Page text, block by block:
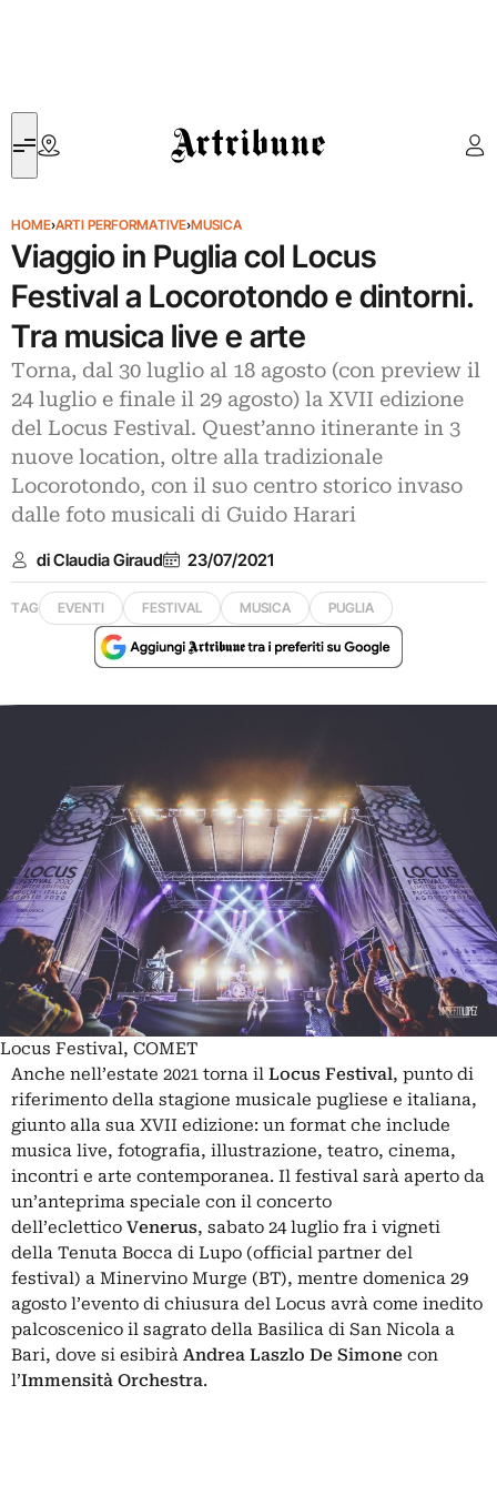
Artribune
HOME›ARTI PERFORMATIVE›MUSICA
Viaggio in Puglia col Locus
Festival a Locorotondo e dintorni.
Tra musica live e arte
Torna, dal 30 luglio al 18 agosto (con preview il
24 luglio e finale il 29 agosto) la XVII edizione
del Locus Festival. Quest’anno itinerante in 3
nuove location, oltre alla tradizionale
Locorotondo, con il suo centro storico invaso
dalle foto musicali di Guido Harari
di Claudia Giraud 23/07/2021
TAG EVENTI FESTIVAL MUSICA PUGLIA
Locus Festival, COMET
Anche nell’estate 2021 torna il Locus Festival, punto di
riferimento della stagione musicale pugliese e italiana,
giunto alla sua XVII edizione: un format che include
musica live, fotografia, illustrazione, teatro, cinema,
incontri e arte contemporanea. Il festival sarà aperto da
un’anteprima speciale con il concerto
dell’eclettico Venerus, sabato 24 luglio fra i vigneti
della Tenuta Bocca di Lupo (official partner del
festival) a Minervino Murge (BT), mentre domenica 29
agosto l’evento di chiusura del Locus avrà come inedito
palcoscenico il sagrato della Basilica di San Nicola a
Bari, dove si esibirà Andrea Laszlo De Simone con
l’Immensità Orchestra.